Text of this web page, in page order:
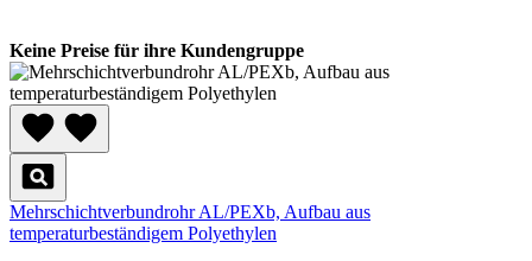
Keine Preise für ihre Kundengruppe
Mehrschichtverbundrohr AL/PEXb, Aufbau aus
temperaturbeständigem Polyethylen